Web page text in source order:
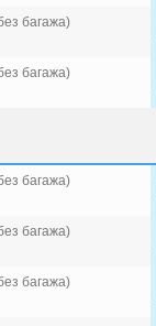
багажа)
багажа)
багажа)
багажа)
багажа)